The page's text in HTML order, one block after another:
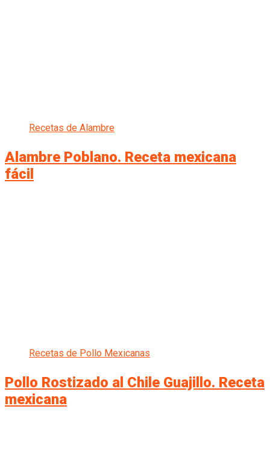
Recetas de Alambre
Alambre Poblano. Receta mexicana
fácil
Recetas de Pollo Mexicanas
Pollo Rostizado al Chile Guajillo. Receta
mexicana